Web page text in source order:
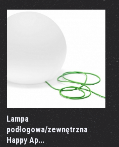
Lampa
podłogowa/zewnętrzna
Happy Ap...